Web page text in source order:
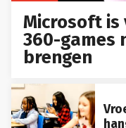
Microsoft is
360-games
brengen